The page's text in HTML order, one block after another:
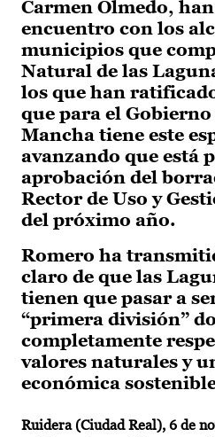
Carmen Olmedo,
encuentro con los
municipios que
Natural de las
los que han
que para el
Mancha tiene este
avanzando que está
aprobación del
Rector de Uso y
del próximo año.
Romero ha
claro de que las
tienen que pasar a
“primera división”
completamente
valores naturales y
económica
Ruidera (Ciudad Real), 6 de